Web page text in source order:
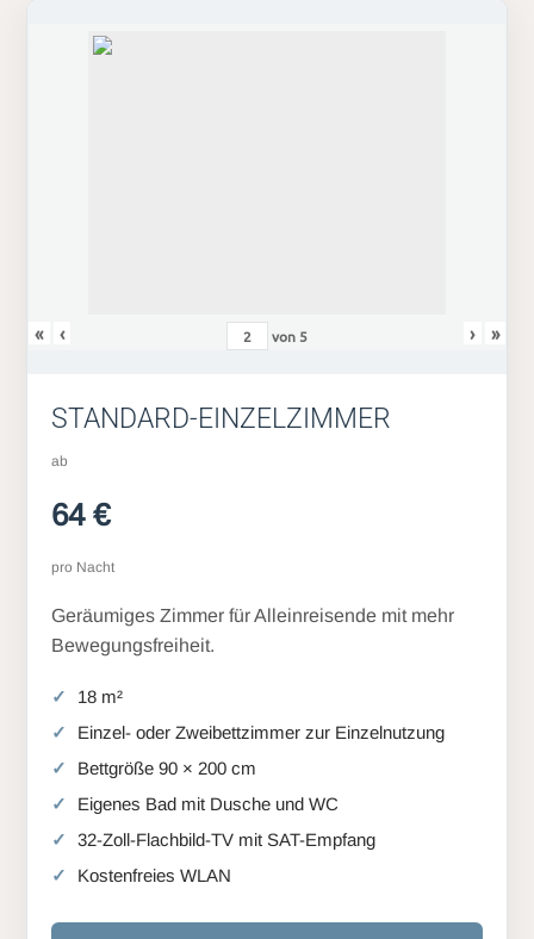
« ‹ von 5 › »
STANDARD-EINZELZIMMER
ab
64 €
pro Nacht
Geräumiges Zimmer für Alleinreisende mit mehr
Bewegungsfreiheit.
18 m²
Einzel- oder Zweibettzimmer zur Einzelnutzung
Bettgröße 90 × 200 cm
Eigenes Bad mit Dusche und WC
32-Zoll-Flachbild-TV mit SAT-Empfang
Kostenfreies WLAN